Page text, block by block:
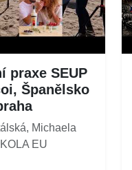
praxe SEUP
Španělsko
Michaela
EU